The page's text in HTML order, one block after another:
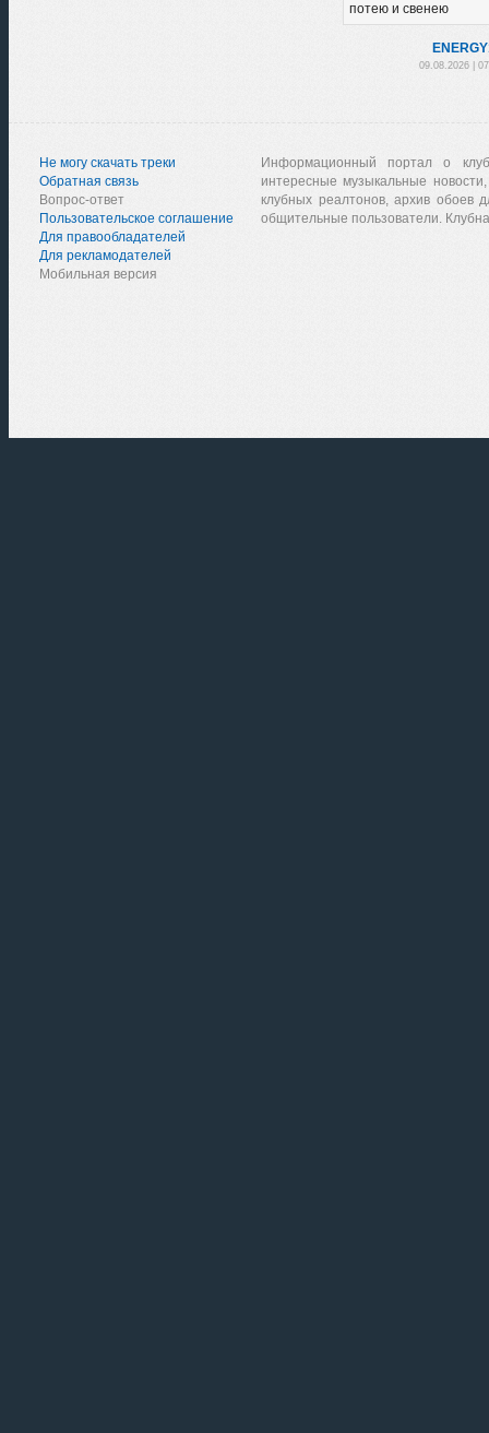
потею и свенею
09.08.2026 |
Не могу скачать треки
Обратная связь
Вопрос-ответ
Пользовательское соглашение
Для правообладателей
Для рекламодателей
Мобильная версия
Информационный портал о
интересные музыкальные
клубных реалтонов, архив обоев
общительные пользователи.